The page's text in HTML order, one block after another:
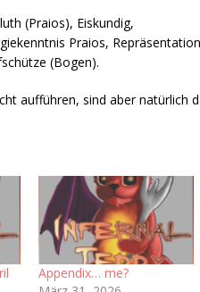
(Praios), Eiskundig,
Praios,
(Bogen).
aufführen, sind aber natürlich
Appendix… me?